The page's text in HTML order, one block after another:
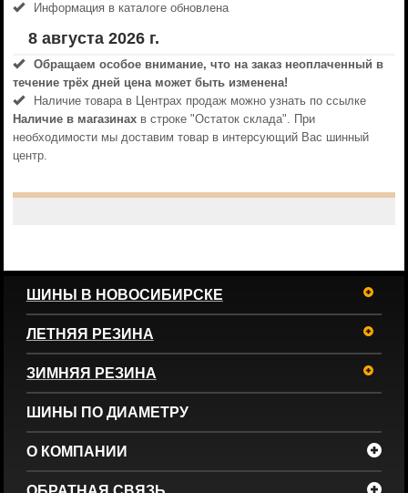
Информация в каталоге обновлена
8 августа 2026 г.
Обращаем особое внимание, что на заказ неоплаченный в
течениe трёх дней цена может быть изменена!
Наличие товара в Центрах продаж можно узнать по ссылке
Наличие в магазинахв строке "Остаток склада". При
необходимости мы доставим товар в интерсующий Вас шинный
центр.
ШИНЫ В НОВОСИБИРСКЕ
ЛЕТНЯЯ РЕЗИНА
ЗИМНЯЯ РЕЗИНА
ШИНЫ ПО ДИАМЕТРУ
О КОМПАНИИ